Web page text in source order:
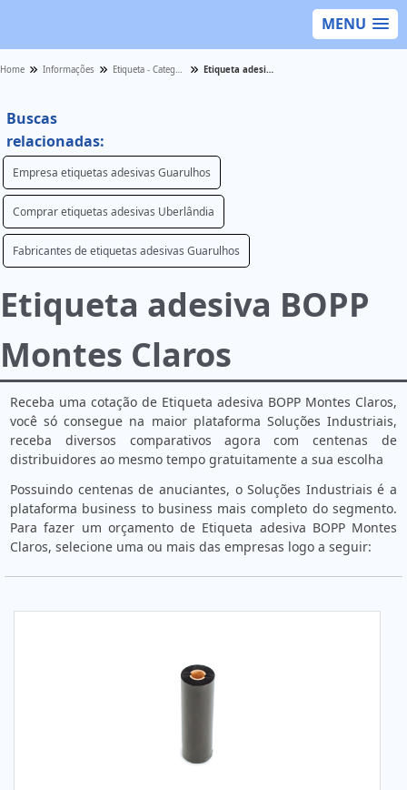
MENU
Home Informações Etiqueta - Categoria Etiqueta adesiva BOPP Montes Claros
Buscas
relacionadas:
Empresa etiquetas adesivas Guarulhos
Comprar etiquetas adesivas Uberlândia
Fabricantes de etiquetas adesivas Guarulhos
Etiqueta adesiva BOPP
Montes Claros
Receba uma cotação de Etiqueta adesiva BOPP Montes Claros,
você só consegue na maior plataforma Soluções Industriais,
receba diversos comparativos agora com centenas de
distribuidores ao mesmo tempo gratuitamente a sua escolha
Possuindo centenas de anuciantes, o Soluções Industriais é a
plataforma business to business mais completo do segmento.
Para fazer um orçamento de Etiqueta adesiva BOPP Montes
Claros, selecione uma ou mais das empresas logo a seguir: